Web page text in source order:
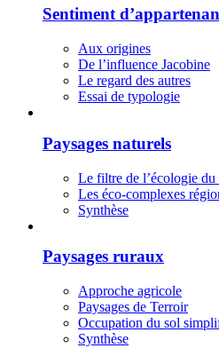
Sentiment
Aux origines
De l’influence Jacobine
Le regard des autres
Essai de typologie
Paysages naturels
Le filtre de l’écologie du
Les éco-complexes
Synthèse
Paysages ruraux
Approche agricole
Paysages de Terroir
Occupation du sol
Synthèse